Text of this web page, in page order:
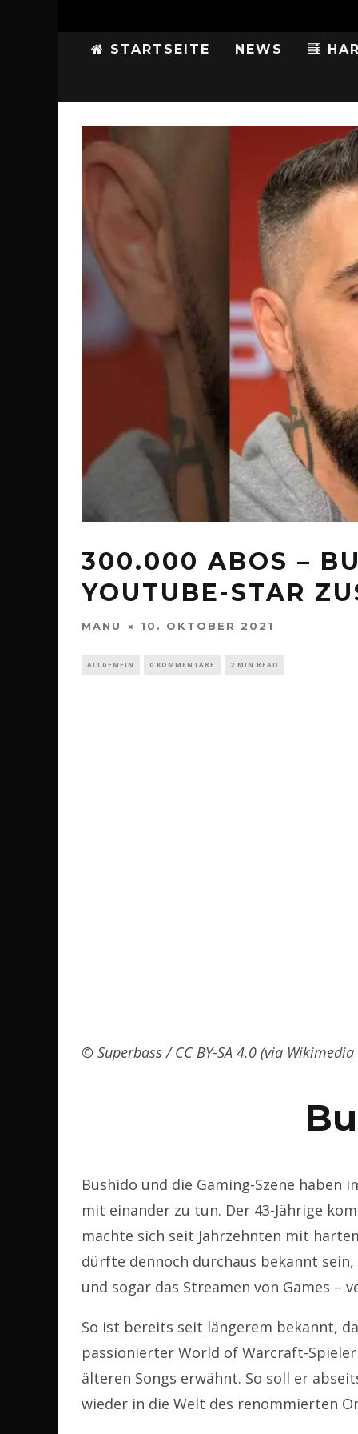
STARTSEITE NEWS
300.000 ABOS –
YOUTUBE-STAR
MANU 10. OKTOBER 2021
ALLGEMEIN 0 KOMMENTARE 2 MIN READ
© Superbass / CC BY-SA 4.0 (via
Bushido und die Gaming-Szene
mit einander zu tun. Der 43-Jährige
machte sich seit Jahrzehnten mit
dürfte dennoch durchaus bekannt
und sogar das Streamen von Games –
So ist bereits seit längerem bekannt,
passionierter World of Warcraft-
älteren Songs erwähnt. So soll er
wieder in die Welt des renommierten